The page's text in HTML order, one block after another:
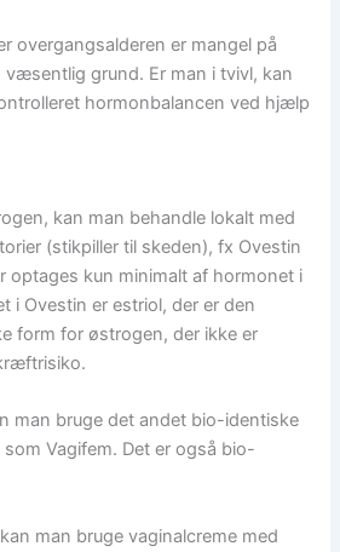
overgangsalderen er mangel på
grund. Er man i tvivl, kan
hormonbalancen ved hjælp
kan man behandle lokalt med
(stikpiller til skeden), fx Ovestin
optages kun minimalt af hormonet i
i Ovestin er estriol, der er den
form for østrogen, der ikke er
man bruge det andet bio-identiske
Vagifem. Det er også bio-
man bruge vaginalcreme med